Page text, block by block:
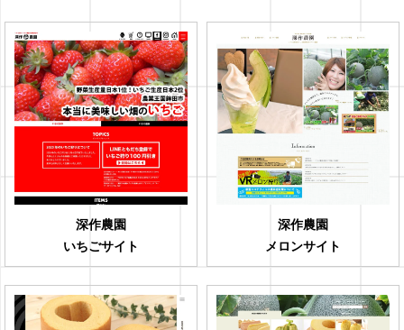
シ
ョ
ン
深作農園
いちごサイト
深作農園
メロンサイト